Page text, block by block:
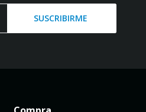
SUSCRIBIRME